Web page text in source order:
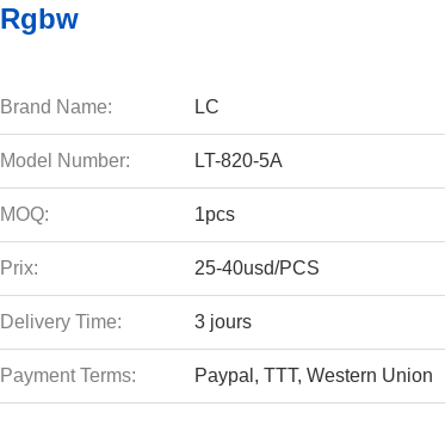
Rgbw
Brand Name: LC
Model Number: LT-820-5A
MOQ: 1pcs
Prix: 25-40usd/PCS
Delivery Time: 3 jours
Payment Terms: Paypal, TTT, Western Union